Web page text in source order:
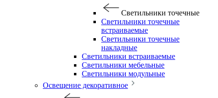
Светильники точечные
Светильники точечные
встраиваемые
Светильники точечные
накладные
Светильники встраиваемые
Светильники мебельные
Светильники модульные
Освещение декоративное